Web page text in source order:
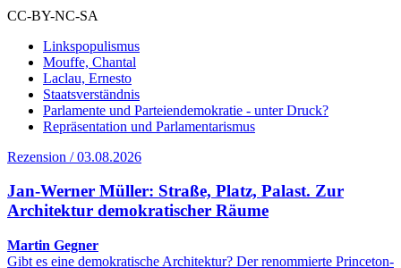
CC-BY-NC-SA
Linkspopulismus
Mouffe, Chantal
Laclau, Ernesto
Staatsverständnis
Parlamente und Parteiendemokratie - unter Druck?
Repräsentation und Parlamentarismus
Rezension / 03.08.2026
Jan-Werner Müller: Straße, Platz, Palast. Zur
Architektur demokratischer Räume
Martin Gegner
Gibt es eine demokratische Architektur? Der renommierte Princeton-